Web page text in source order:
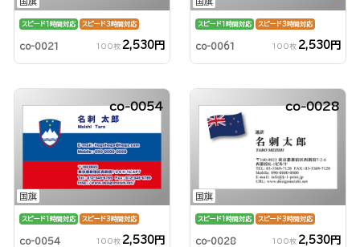
スピード1時間対応 スピード3時間対応
co-0021 100枚 2,530円
スピード1時間対応 スピード3時間対応
co-0061 100枚 2,530円
国旗
co-0054
スピード1時間対応 スピード3時間対応
co-0054 100枚 2,530円
国旗
co-0028
スピード1時間対応 スピード3時間対応
co-0028 100枚 2,530円